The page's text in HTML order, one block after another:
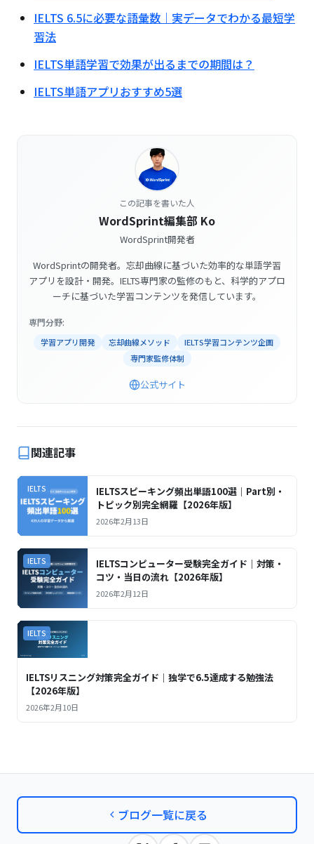
IELTS 6.5に必要な語彙数｜実データでわかる最短学
習法
IELTS単語学習で効果が出るまでの期間は？
IELTS単語アプリおすすめ5選
この記事を書いた人
WordSprint編集部 Ko
WordSprint開発者
WordSprintの開発者。忘却曲線に基づいた効率的な単語学習
アプリを設計・開発。IELTS専門家の監修のもと、科学的アプロ
ーチに基づいた学習コンテンツを発信しています。
専門分野:
学習アプリ開発 忘却曲線メソッド
IELTS学習コンテンツ企画
専門家監修体制
公式サイト
関連記事
IELTS
IELTSスピーキング頻出単語100選｜Part別・
トピック別完全網羅【2026年版】
2026年2月13日
IELTS
IELTSコンピューター受験完全ガイド｜対策・
コツ・当日の流れ【2026年版】
2026年2月12日
IELTS
IELTSリスニング対策完全ガイド｜独学で6.5達成する勉強法
【2026年版】
2026年2月10日
ブログ一覧に戻る